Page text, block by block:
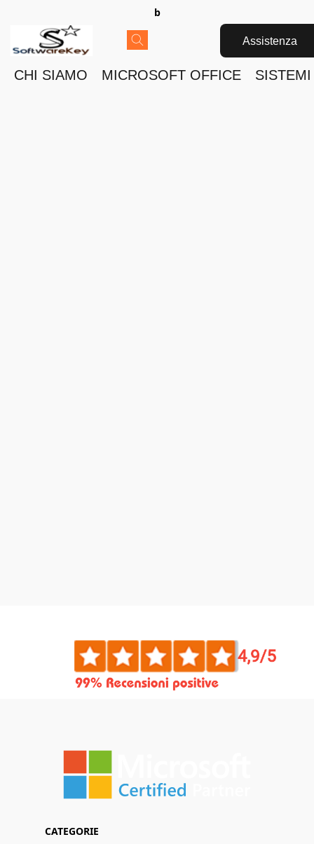
b
Assistenza
CHI SIAMO MICROSOFT OFFICE
CATEGORIE